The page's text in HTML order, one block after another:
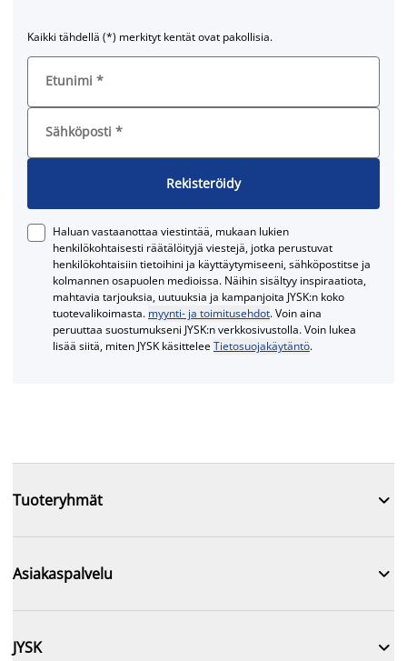
Kaikki tähdellä (*) merkityt kentät ovat pakollisia.
Etunimi *
Sähköposti *
Rekisteröidy
Haluan vastaanottaa viestintää, mukaan lukien
henkilökohtaisesti räätälöityjä viestejä, jotka perustuvat
henkilökohtaisiin tietoihini ja käyttäytymiseeni, sähköpostitse ja
kolmannen osapuolen medioissa. Näihin sisältyy inspiraatiota,
mahtavia tarjouksia, uutuuksia ja kampanjoita JYSK:n koko
tuotevalikoimasta. myynti- ja toimitusehdot. Voin aina
peruuttaa suostumukseni JYSK:n verkkosivustolla. Voin lukea
lisää siitä, miten JYSK käsitteleeTietosuojakäytäntö.
Tuoteryhmät 
Asiakaspalvelu 
JYSK 